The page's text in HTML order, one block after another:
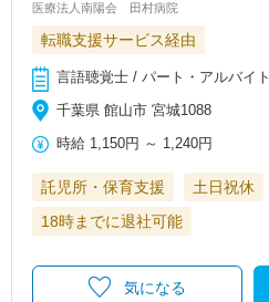
医療法人南陽会 田村病院
転職支援サービス経由
言語聴覚士 / パート・アルバイト
千葉県 館山市 宮城1088
時給 1,150円 ～ 1,240円
託児所・保育支援 土日祝休
18時までに退社可能
気になる